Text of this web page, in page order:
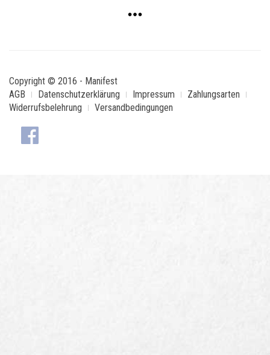
Copyright © 2016 - Manifest
AGB
Datenschutzerklärung Impressum
Zahlungsarten
Widerrufsbelehrung
Versandbedingungen